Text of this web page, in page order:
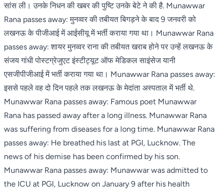
सांस ली। उनके निधन की खबर की पुष्टि उनके बेटे ने की है. Munawwar
Rana passes away: मुनव्वर की तबीयत बिगड़ने के बाद 9 जनवरी को
लखनऊ के पीजीआई में आईसीयू में भर्ती कराया गया था। Munawwar Rana
passes away: शायर मुनव्वर राना की तबीयत खराब होने पर उन्हें लखनऊ के
संजय गांधी पोस्टग्रेजुएट इंस्टीट्यूट ऑफ मेडिकल साइंसेज यानी
एसजीपीजीआई में भर्ती कराया गया था। Munawwar Rana passes away:
इससे पहले वह दो दिन पहले तक लखनऊ के मेदांता अस्पताल में भर्ती थे.
Munawwar Rana passes away: Famous poet Munawwar
Rana has passed away after a long illness. Munawwar Rana
was suffering from diseases for a long time. Munawwar Rana
passes away: He breathed his last at PGI, Lucknow. The
news of his demise has been confirmed by his son.
Munawwar Rana passes away: Munawwar was admitted to
the ICU at PGI, Lucknow on January 9 after his health